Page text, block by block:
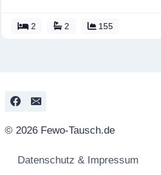
2 2 155
© 2026 Fewo-Tausch.de
Datenschutz & Impressum